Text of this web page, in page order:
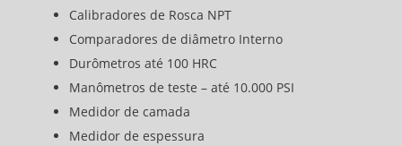
Calibradores de Rosca NPT
Comparadores de diâmetro Interno
Durômetros até 100 HRC
Manômetros de teste – até 10.000 PSI
Medidor de camada
Medidor de espessura